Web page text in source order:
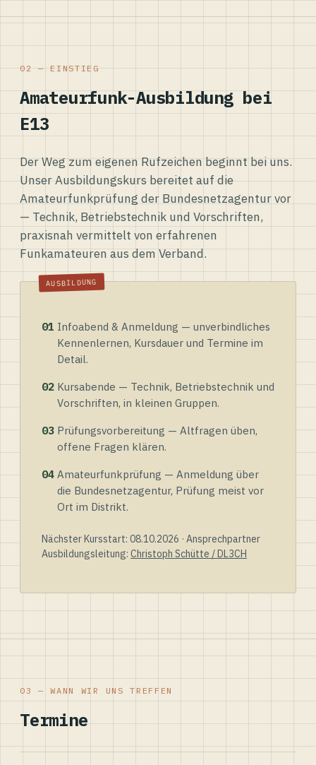
02 — EINSTIEG
Amateurfunk-Ausbildung bei
E13
Der Weg zum eigenen Rufzeichen beginnt bei uns.
Unser Ausbildungskurs bereitet auf die
Amateurfunkprüfung der Bundesnetzagentur vor
— Technik, Betriebstechnik und Vorschriften,
praxisnah vermittelt von erfahrenen
Funkamateuren aus dem Verband.
01 Infoabend & Anmeldung — unverbindliches
Kennenlernen, Kursdauer und Termine im
Detail.
02 Kursabende — Technik, Betriebstechnik und
Vorschriften, in kleinen Gruppen.
03 Prüfungsvorbereitung — Altfragen üben,
offene Fragen klären.
04 Amateurfunkprüfung — Anmeldung über
die Bundesnetzagentur, Prüfung meist vor
Ort im Distrikt.
Nächster Kursstart: 08.10.2026 · Ansprechpartner
Ausbildungsleitung: Christoph Schütte / DL3CH
03 — WANN WIR UNS TREFFEN
Termine